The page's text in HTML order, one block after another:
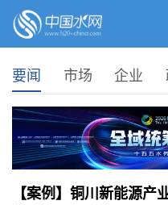
要闻 市场 企业
【案例】铜川新能源产